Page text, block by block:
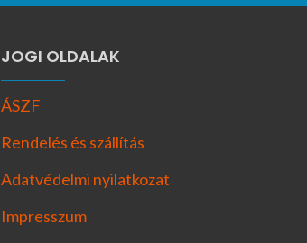
JOGI OLDALAK
ÁSZF
Rendelés és szállítás
Adatvédelmi nyilatkozat
Impresszum